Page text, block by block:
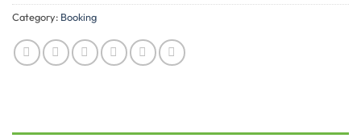
Category: Booking